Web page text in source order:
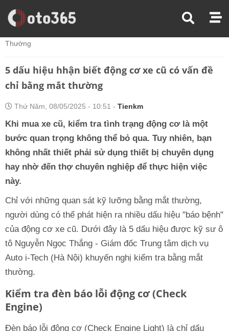
Trang Chủ
Kiến Thức Xe
Thường
5 dấu hiệu hhận biết động cơ xe cũ có vấn đề
chỉ bằng mắt thường
Thứ Năm, 08/05/2025 - 10:51 - Tienkm
Khi mua xe cũ, kiểm tra tình trạng động cơ là một
bước quan trọng không thể bỏ qua. Tuy nhiên, bạn
không nhất thiết phải sử dụng thiết bị chuyên dụng
hay nhờ đến thợ chuyên nghiệp để thực hiện việc
này.
Chỉ với những quan sát kỹ lưỡng bằng mắt thường,
người dùng có thể phát hiện ra nhiều dấu hiệu "báo bệnh"
của động cơ xe cũ. Dưới đây là 5 dấu hiệu được kỹ sư ô
tô Nguyễn Ngọc Thắng - Giám đốc Trung tâm dịch vụ
Auto i-Tech (Hà Nội) khuyến nghị kiểm tra bằng mắt
thường.
Kiểm tra đèn báo lỗi động cơ (Check
Engine)
Đèn báo lỗi động cơ (Check Engine Light) là chỉ dấu